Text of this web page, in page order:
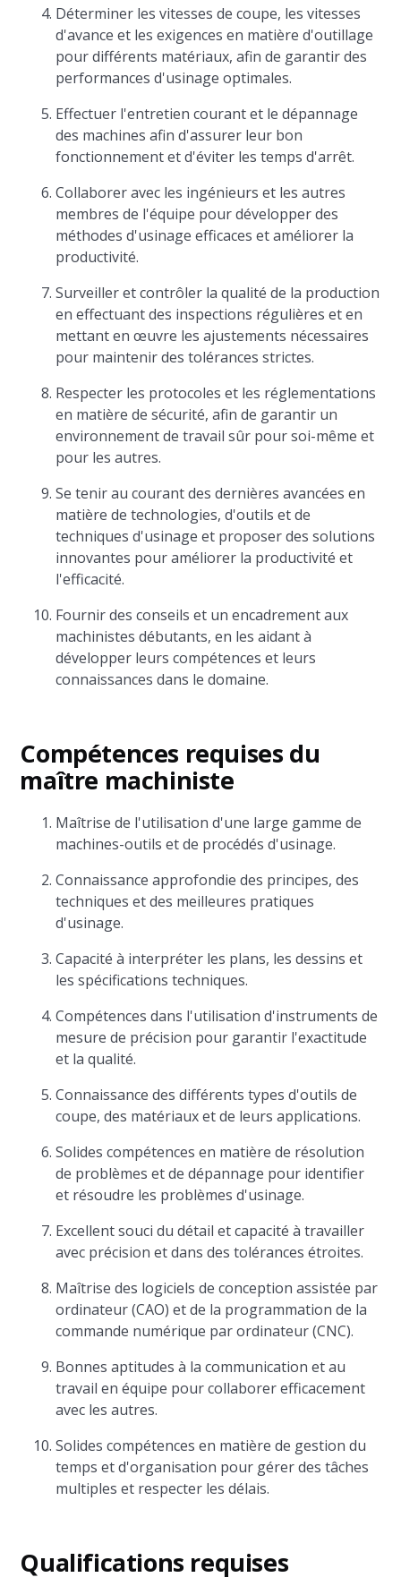
Déterminer les vitesses de coupe, les vitesses
d'avance et les exigences en matière d'outillage
pour différents matériaux, afin de garantir des
performances d'usinage optimales.
Effectuer l'entretien courant et le dépannage
des machines afin d'assurer leur bon
fonctionnement et d'éviter les temps d'arrêt.
Collaborer avec les ingénieurs et les autres
membres de l'équipe pour développer des
méthodes d'usinage efficaces et améliorer la
productivité.
Surveiller et contrôler la qualité de la production
en effectuant des inspections régulières et en
mettant en œuvre les ajustements nécessaires
pour maintenir des tolérances strictes.
Respecter les protocoles et les réglementations
en matière de sécurité, afin de garantir un
environnement de travail sûr pour soi-même et
pour les autres.
Se tenir au courant des dernières avancées en
matière de technologies, d'outils et de
techniques d'usinage et proposer des solutions
innovantes pour améliorer la productivité et
l'efficacité.
Fournir des conseils et un encadrement aux
machinistes débutants, en les aidant à
développer leurs compétences et leurs
connaissances dans le domaine.
Compétences requises du
maître machiniste
Maîtrise de l'utilisation d'une large gamme de
machines-outils et de procédés d'usinage.
Connaissance approfondie des principes, des
techniques et des meilleures pratiques
d'usinage.
Capacité à interpréter les plans, les dessins et
les spécifications techniques.
Compétences dans l'utilisation d'instruments de
mesure de précision pour garantir l'exactitude
et la qualité.
Connaissance des différents types d'outils de
coupe, des matériaux et de leurs applications.
Solides compétences en matière de résolution
de problèmes et de dépannage pour identifier
et résoudre les problèmes d'usinage.
Excellent souci du détail et capacité à travailler
avec précision et dans des tolérances étroites.
Maîtrise des logiciels de conception assistée par
ordinateur (CAO) et de la programmation de la
commande numérique par ordinateur (CNC).
Bonnes aptitudes à la communication et au
travail en équipe pour collaborer efficacement
avec les autres.
Solides compétences en matière de gestion du
temps et d'organisation pour gérer des tâches
multiples et respecter les délais.
Qualifications requises